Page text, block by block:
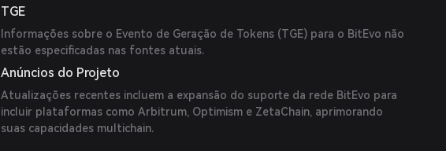
TGE
Informações sobre o Evento de Geração de Tokens (TGE) para o BitEvo não
estão especificadas nas fontes atuais.
Anúncios do Projeto
Atualizações recentes incluem a expansão do suporte da rede BitEvo para
incluir plataformas como Arbitrum, Optimism e ZetaChain, aprimorando
suas capacidades multichain.